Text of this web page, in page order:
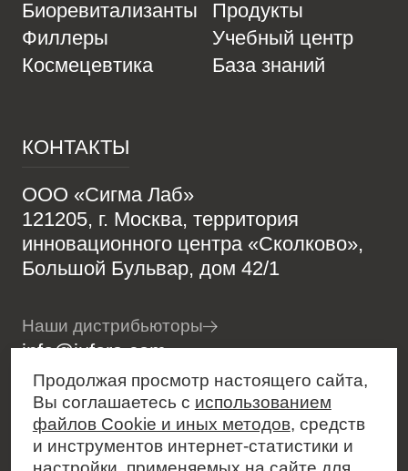
Биоревитализанты
Филлеры
Космецевтика
Продукты
Учебный центр
База знаний
КОНТАКТЫ
ООО «Сигма Лаб»
121205, г. Москва, территория
инновационного центра «Сколково»,
Большой Бульвар, дом 42/1
Наши дистрибьюторы
info@jufora.com
8 (800) 201-99-88
t.me/jufora_ru
Продолжая просмотр настоящего сайта,
Вы соглашаетесь с использованием
файлов Cookie и иных методов, средств
и инструментов интернет-статистики и